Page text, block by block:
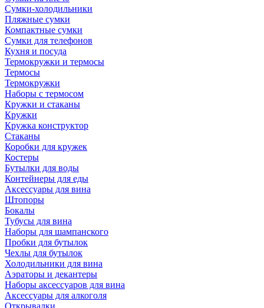
Сумки-холодильники
Пляжные сумки
Компактные сумки
Сумки для телефонов
Кухня и посуда
Термокружки и термосы
Термосы
Термокружки
Наборы с термосом
Кружки и стаканы
Кружки
Кружка конструктор
Стаканы
Коробки для кружек
Костеры
Бутылки для воды
Контейнеры для еды
Аксессуары для вина
Штопоры
Бокалы
Тубусы для вина
Наборы для шампанского
Пробки для бутылок
Чехлы для бутылок
Холодильники для вина
Аэраторы и декантеры
Наборы аксессуаров для вина
Аксессуары для алкоголя
Открывалки